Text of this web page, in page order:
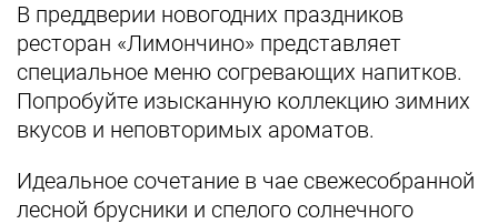
В преддверии новогодних праздников
ресторан «Лимончино» представляет
специальное меню согревающих напитков.
Попробуйте изысканную коллекцию зимних
вкусов и неповторимых ароматов.
Идеальное сочетание в чае свежесобранной
лесной брусники и спелого солнечного